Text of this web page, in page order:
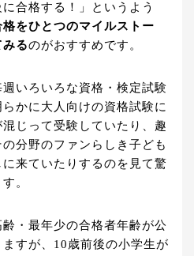
合格する！」というよう
をひとつのマイルストー
るのがおすすめです。
いろいろな資格・検定試験
かに大人向けの資格試験に
じって受験していたり、趣
分野のファンらしき子ども
来ていたりするのを見て驚
。
・最年少の合格者年齢が公
すが、10歳前後の小学生が